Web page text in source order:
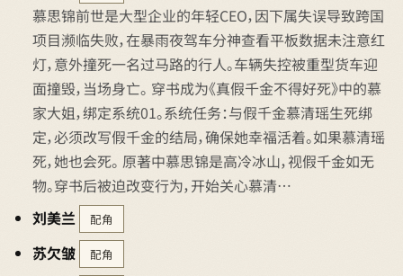
慕思锦前世是大型企业的年轻CEO，因下属失误导致跨国
项目濒临失败，在暴雨夜驾车分神查看平板数据未注意红
灯，意外撞死一名过马路的行人。车辆失控被重型货车迎
面撞毁，当场身亡。 穿书成为《真假千金不得好死》中的慕
家大姐，绑定系统01。系统任务：与假千金慕清瑶生死绑
定，必须改写假千金的结局，确保她幸福活着。如果慕清瑶
死，她也会死。 原著中慕思锦是高冷冰山，视假千金如无
物。穿书后被迫改变行为，开始关心慕清…
刘美兰
配角
苏欠皱 配角